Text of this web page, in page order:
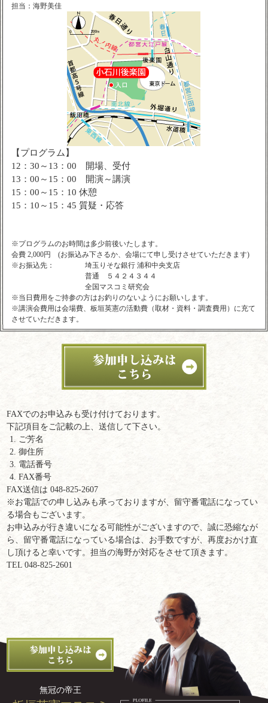
担当：海野美佳
【プログラム】
12：30～13：00 開場、受付
13：00～15：00 開演～講演
15：00～15：10 休憩
15：10～15：45 質疑・応答
※プログラムのお時間は多少前後いたします。
会費 2,000円 (お振込み下さるか、会場にて申し受けさせていただきます)
※お振込先：
埼玉りそな銀行 浦和中央支店
普通 ５４２４３４４
全国マスコミ研究会
※当日費用をご持参の方はお釣りのないようにお願いします。
※講演会費用は会場費、板垣英憲の活動費（取材・資料・調査費用）に充て
させていただきます。
FAXでのお申込みも受け付けております。
下記項目をご記載の上、送信して下さい。
ご芳名
御住所
電話番号
FAX番号
FAX送信は 048-825-2607
※お電話での申し込みも承っておりますが、留守番電話になってい
る場合もございます。
お申込みが行き違いになる可能性がございますので、誠に恐縮なが
ら、留守番電話になっている場合は、お手数ですが、再度おかけ直
し頂けると幸いです。担当の海野が対応をさせて頂きます。
TEL 048-825-2601
無冠の帝王